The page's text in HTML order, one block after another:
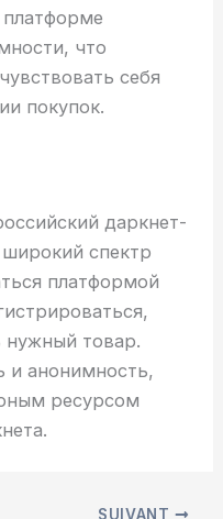
что
себя
покупок.
даркнет-
спектр
платформой
нужный товар.
и анонимность,
ресурсом
SUIVANT